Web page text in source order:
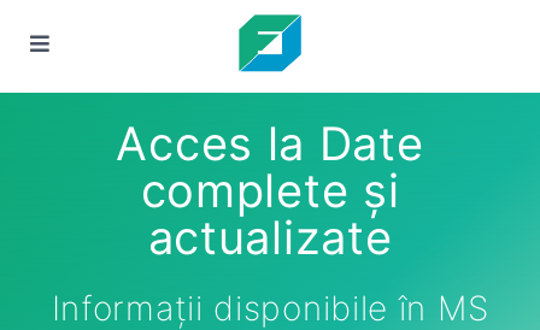
Acces la Date
complete și
actualizate
Informații disponibile în MS